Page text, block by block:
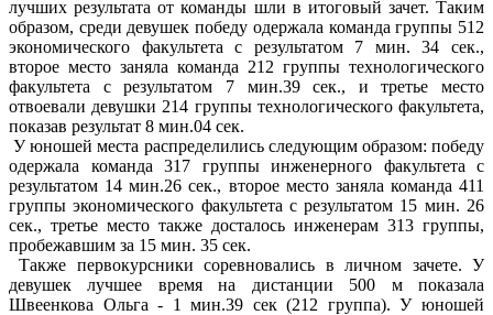
лучших результата от команды шли в итоговый зачет. Таким
образом, среди девушек победу одержала команда группы 512
экономического факультета с результатом 7 мин. 34 сек.,
второе место заняла команда 212 группы технологического
факультета с результатом 7 мин.39 сек., и третье место
отвоевали девушки 214 группы технологического факультета,
показав результат 8 мин.04 сек.
У юношей места распределились следующим образом: победу
одержала команда 317 группы инженерного факультета с
результатом 14 мин.26 сек., второе место заняла команда 411
группы экономического факультета с результатом 15 мин. 26
сек., третье место также досталось инженерам 313 группы,
пробежавшим за 15 мин. 35 сек.
Также первокурсники соревновались в личном зачете. У
девушек лучшее время на дистанции 500 м показала
Швеенкова Ольга - 1 мин.39 сек (212 группа). У юношей